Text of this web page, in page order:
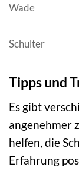
Wade
Schulter
Tipps und
Es gibt
angenehmer
helfen, die
Erfahrung